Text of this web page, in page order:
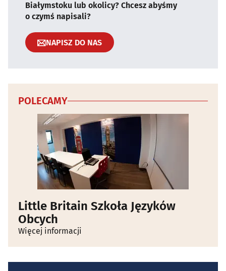
Białymstoku lub okolicy? Chcesz abyśmy
o czymś napisali?
NAPISZ DO NAS
POLECAMY
Little Britain Szkoła Języków
Obcych
Więcej informacji